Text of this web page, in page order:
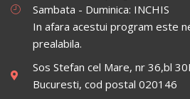
Sambata - Duminica: INCHIS
In afara acestui program este
prealabila.
Sos Stefan cel Mare, nr 36,bl
Bucuresti, cod postal 020146